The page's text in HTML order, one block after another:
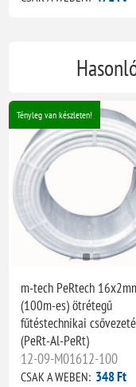
Tényleg van készleten!
m-tech PeRtech
(100m-es) ötrétegű
fűtéstechnikai
(PeRt-Al-PeRt)
12-09-M01612-100
CSAK A WEBEN: 348 Ft